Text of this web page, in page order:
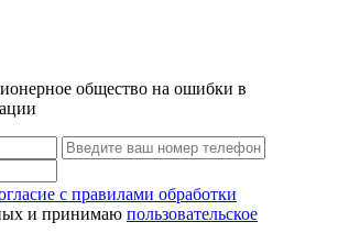
общество на ошибки в
с правилами обработки
и принимаю пользовательское